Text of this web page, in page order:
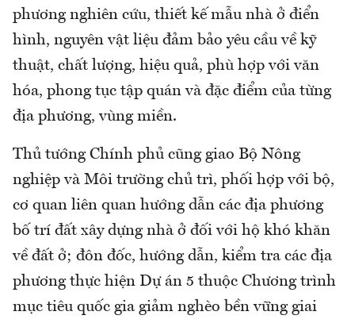
phương nghiên cứu, thiết kế mẫu nhà ở điển
hình, nguyên vật liệu đảm bảo yêu cầu về kỹ
thuật, chất lượng, hiệu quả, phù hợp với văn
hóa, phong tục tập quán và đặc điểm của từng
địa phương, vùng miền.
Thủ tướng Chính phủ cũng giao Bộ Nông
nghiệp và Môi trường chủ trì, phối hợp với bộ,
cơ quan liên quan hướng dẫn các địa phương
bố trí đất xây dựng nhà ở đối với hộ khó khăn
về đất ở; đôn đốc, hướng dẫn, kiểm tra các địa
phương thực hiện Dự án 5 thuộc Chương trình
mục tiêu quốc gia giảm nghèo bền vững giai